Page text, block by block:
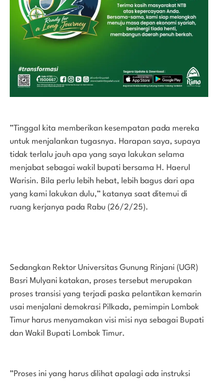
”Tinggal kita memberikan kesempatan pada mereka
untuk menjalankan tugasnya. Harapan saya, supaya
tidak terlalu jauh apa yang saya lakukan selama
menjabat sebagai wakil bupati bersama H. Haerul
Warisin. Bila perlu lebih hebat, lebih bagus dari apa
yang kami lakukan dulu,” katanya saat ditemui di
ruang kerjanya pada Rabu (26/2/25).
Sedangkan Rektor Universitas Gunung Rinjani (UGR)
Basri Mulyani katakan, proses tersebut merupakan
proses transisi yang terjadi paska pelantikan kemarin
usai menjalani demokrasi Pilkada, pemimpin Lombok
Timur harus menyamakan visi misi nya sebagai Bupati
dan Wakil Bupati Lombok Timur.
”Proses ini yang harus dilihat apalagi ada instruksi